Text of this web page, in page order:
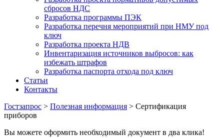
сбросов НДС
Разработка программы ПЭК
Разработка перечня мероприятий при НМУ под
ключ
Разработка проекта НДВ
Инвентаризация источников выбросов: как
избежать штрафов
Разработка паспорта отхода под ключ
Статьи
Контакты
Гостзапрос > Полезная информация > Сертификация
приборов
Вы можете оформить необходимый документ в два клика!